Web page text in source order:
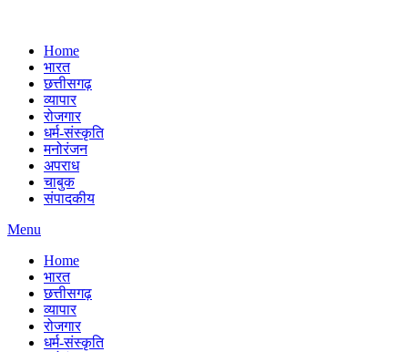
Home
भारत
छत्तीसगढ़
व्यापार
रोजगार
धर्म-संस्कृति
मनोरंजन
अपराध
चाबुक
संपादकीय
Menu
Home
भारत
छत्तीसगढ़
व्यापार
रोजगार
धर्म-संस्कृति